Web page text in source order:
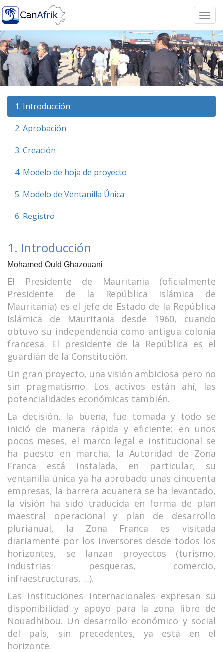
1. Introducción
2. Aprobación
3. Creación
4. Modelo de hoja de proyecto
5. Modelo de Ventanilla Única
6. Registro
1. Introducción
Mohamed Ould Ghazouani
El Presidente de Mauritania (oficialmente
Presidente de la República Islámica de
Mauritania) es el jefe de Estado de la República
Islámica de Mauritania desde 1960, cuando
obtuvo su independencia como antigua colonia
francesa. El presidente de la República es el
guardián de la Constitución.
Un gran proyecto, una visión ambiciosa pero no
sin pragmatismo. Los activos están ahí, las
potencialidades económicas también.
La decisión, la buena, fue tomada y todo se
inició de manera rápida y eficiente: en unos
pocos meses, el marco legal e institucional se
ha puesto en marcha, la Autoridad de Zona
Franca está instalada, en particular, su
ventanilla única ya ha aprobado unas cincuenta
empresas, la barrera aduanera se ha levantado,
la visión ha sido traducida en forma de plan
maestral operacional y plan de desarrollo
plurianual, la Zona Franca es visitada
diariamente por los inversores desde todos los
horizontes, se lanzan proyectos (turismo,
industrias pesqueras, comercio,
infraestructuras, ...).
Las instituciones internacionales expresan su
disponibilidad y apoyo para la zona libre de
Nouadhibou. Un desarrollo económico y social
del país, sin precedentes, ya está en el
horizonte.